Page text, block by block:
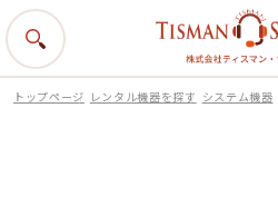
トップページ レンタル機器を探す システム機器